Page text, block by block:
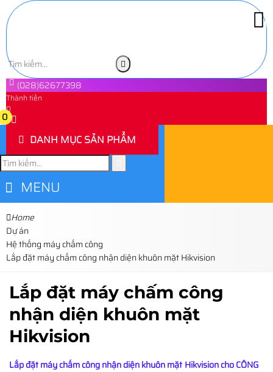
(028)62677398
Thành tiền
0
0
DANH MỤC SẢN PHẨM
MENU
Home
Dự án
Hệ thống máy chấm công
Lắp đặt máy chấm công nhận diện khuôn mặt Hikvision
Lắp đặt máy chấm công
nhận diện khuôn mặt
Hikvision
Lắp đặt máy chấm công nhận diện khuôn mặt Hikvision cho CÔNG